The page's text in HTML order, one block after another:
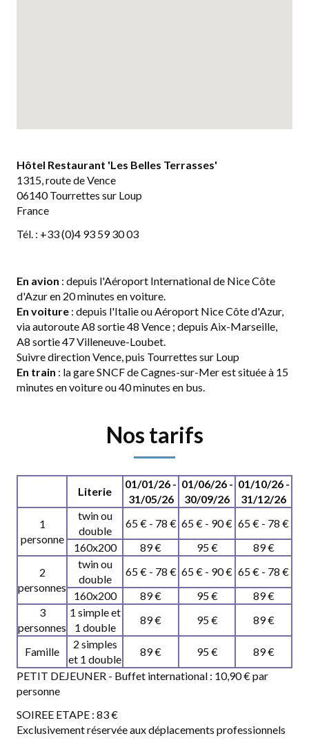
Hôtel Restaurant 'Les Belles Terrasses'
1315, route de Vence
06140 Tourrettes sur Loup
France
Tél. : +33 (0)4 93 59 30 03
En avion : depuis l'Aéroport International de Nice Côte
d'Azur en 20 minutes en voiture.
En voiture : depuis l'Italie ou Aéroport Nice Côte d'Azur,
via autoroute A8 sortie 48 Vence ; depuis Aix-Marseille,
A8 sortie 47 Villeneuve-Loubet.
Suivre direction Vence, puis Tourrettes sur Loup
En train : la gare SNCF de Cagnes-sur-Mer est située à 15
minutes en voiture ou 40 minutes en bus.
Nos tarifs
Literie
01/01/26 -
31/05/26
01/06/26 -
30/09/26
01/10/26 -
31/12/26
1
personne
twin ou
double
65 € - 78 € 65 € - 90 € 65 € - 78 €
160x200
89 € 95 €
89 €
2
personnes
twin ou
double
65 € - 78 € 65 € - 90 € 65 € - 78 €
160x200
89 € 95 €
89 €
3
personnes
1 simple et
1 double
89 € 95 € 89 €
Famille
2 simples
et 1 double
89 € 95 €
89 €
PETIT DEJEUNER - Buffet international : 10,90 € par
personne
SOIREE ETAPE : 83 €
Exclusivement réservée aux déplacements professionnels